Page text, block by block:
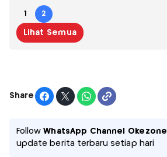
1 2
Lihat Semua
Share
FollowWhatsApp Channel Okezone
update berita terbaru setiap hari